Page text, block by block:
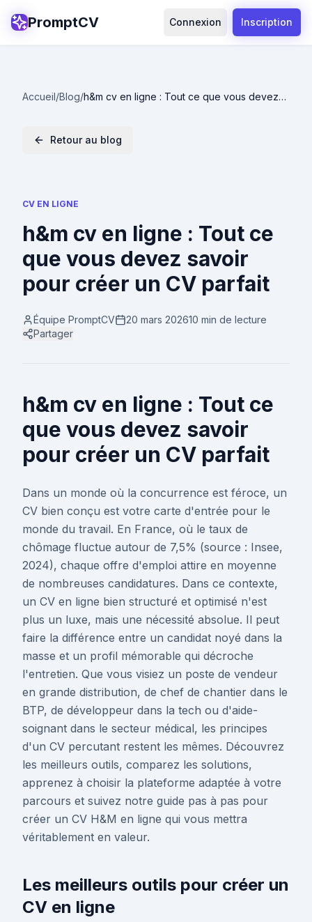
PromptCV Connexion Inscription
Accueil/Blog/h&m cv en ligne : Tout ce que vous devez
Retour au blog
CV EN LIGNE
h&m cv en ligne : Tout ce
que vous devez savoir
pour créer un CV parfait
Équipe PromptCV 20 mars 202610 min de lecture
Partager
h&m cv en ligne : Tout ce
que vous devez savoir
pour créer un CV parfait
Dans un monde où la concurrence est féroce, un
CV bien conçu est votre carte d'entrée pour le
monde du travail. En France, où le taux de
chômage fluctue autour de 7,5% (source : Insee,
2024), chaque offre d'emploi attire en moyenne
de nombreuses candidatures. Dans ce contexte,
un CV en ligne bien structuré et optimisé n'est
plus un luxe, mais une nécessité absolue. Il peut
faire la différence entre un candidat noyé dans la
masse et un profil mémorable qui décroche
l'entretien. Que vous visiez un poste de vendeur
en grande distribution, de chef de chantier dans le
BTP, de développeur dans la tech ou d'aide-
soignant dans le secteur médical, les principes
d'un CV percutant restent les mêmes. Découvrez
les meilleurs outils, comparez les solutions,
apprenez à choisir la plateforme adaptée à votre
parcours et suivez notre guide pas à pas pour
créer un CV H&M en ligne qui vous mettra
véritablement en valeur.
Les meilleurs outils pour créer un
CV en ligne